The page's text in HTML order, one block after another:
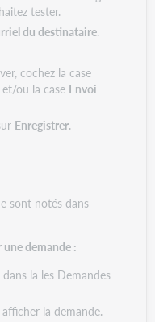
tester.
du destinataire.
cochez la case
ou la case Envoi
Enregistrer.
sont notés dans
demande :
la les Demandes
la demande.